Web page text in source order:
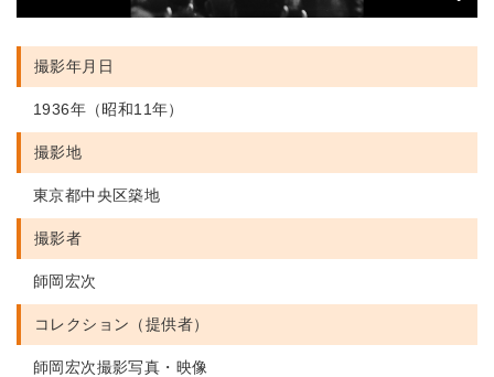
撮影年月日
1936年（昭和11年）
撮影地
東京都中央区築地
撮影者
師岡宏次
コレクション（提供者）
師岡宏次撮影写真・映像